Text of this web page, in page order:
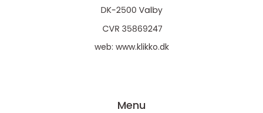
web: www.klikko.dk
Menu